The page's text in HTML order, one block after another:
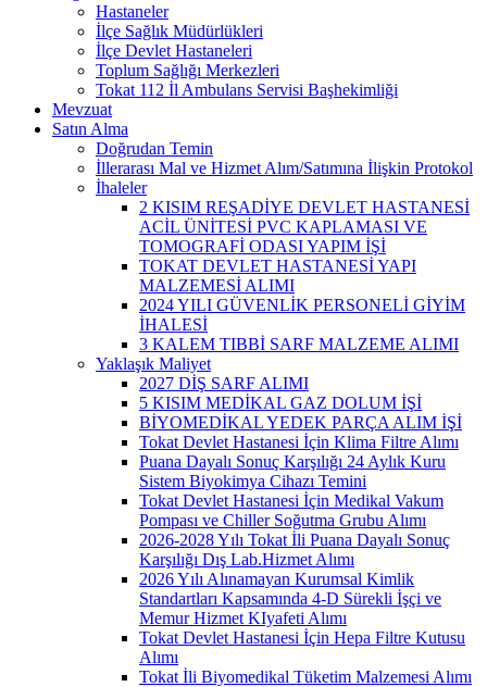
Hastaneler
İlçe Sağlık Müdürlükleri
İlçe Devlet Hastaneleri
Toplum Sağlığı Merkezleri
Tokat 112 İl Ambulans Servisi Başhekimliği
Mevzuat
Satın Alma
Doğrudan Temin
İllerarası Mal ve Hizmet Alım/Satımına İlişkin Protokol
İhaleler
2 KISIM REŞADİYE DEVLET HASTANESİ
ACİL ÜNİTESİ PVC KAPLAMASI VE
TOMOGRAFİ ODASI YAPIM İŞİ
TOKAT DEVLET HASTANESİ YAPI
MALZEMESİ ALIMI
2024 YILI GÜVENLİK PERSONELİ GİYİM
İHALESİ
3 KALEM TIBBİ SARF MALZEME ALIMI
Yaklaşık Maliyet
2027 DİŞ SARF ALIMI
5 KISIM MEDİKAL GAZ DOLUM İŞİ
BİYOMEDİKAL YEDEK PARÇA ALIM İŞİ
Tokat Devlet Hastanesi İçin Klima Filtre Alımı
Puana Dayalı Sonuç Karşılığı 24 Aylık Kuru
Sistem Biyokimya Cihazı Temini
Tokat Devlet Hastanesi İçin Medikal Vakum
Pompası ve Chiller Soğutma Grubu Alımı
2026-2028 Yılı Tokat İli Puana Dayalı Sonuç
Karşılığı Dış Lab.Hizmet Alımı
2026 Yılı Alınamayan Kurumsal Kimlik
Standartları Kapsamında 4-D Sürekli İşçi ve
Memur Hizmet KIyafeti Alımı
Tokat Devlet Hastanesi İçin Hepa Filtre Kutusu
Alımı
Tokat İli Biyomedikal Tüketim Malzemesi Alımı